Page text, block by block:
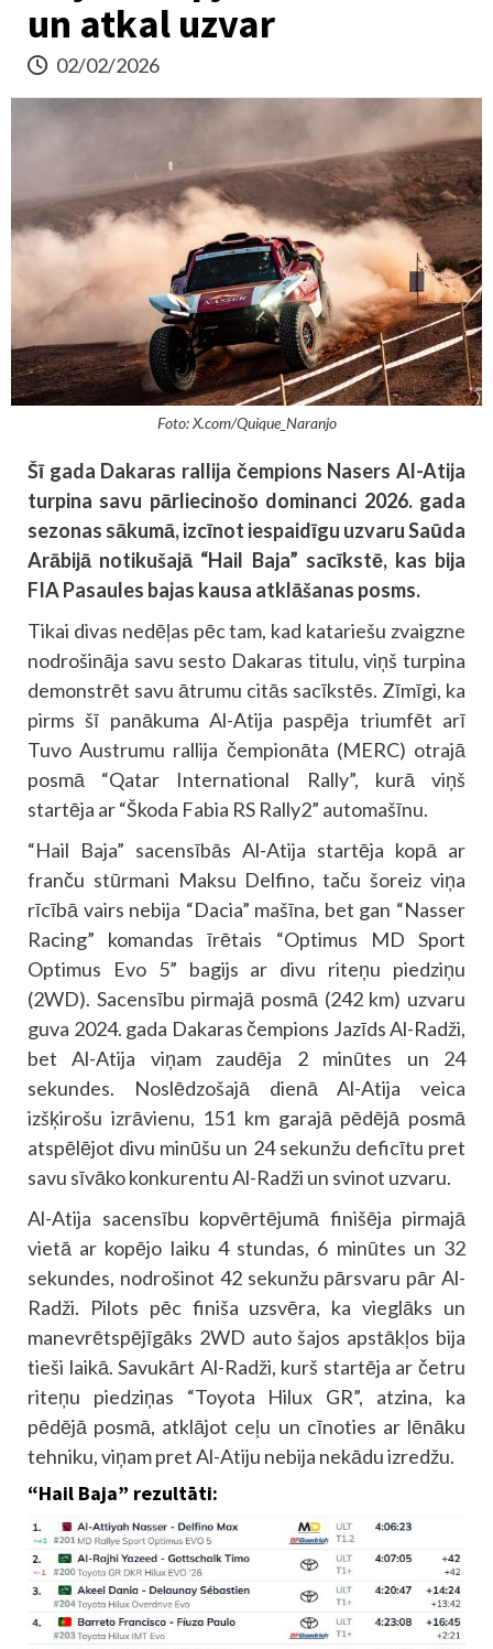
un atkal uzvar
02/02/2026
Foto: X.com/Quique_Naranjo
Šī gada Dakaras rallija čempions Nasers Al-Atija
turpina savu pārliecinošo dominanci 2026. gada
sezonas sākumā, izcīnot iespaidīgu uzvaru Saūda
Arābijā notikušajā “Hail Baja” sacīkstē, kas bija
FIA Pasaules bajas kausa atklāšanas posms.
Tikai divas nedēļas pēc tam, kad katariešu zvaigzne
nodrošināja savu sesto Dakaras titulu, viņš turpina
demonstrēt savu ātrumu citās sacīkstēs. Zīmīgi, ka
pirms šī panākuma Al-Atija paspēja triumfēt arī
Tuvo Austrumu rallija čempionāta (MERC) otrajā
posmā “Qatar International Rally”, kurā viņš
startēja ar “Škoda Fabia RS Rally2” automašīnu.
“Hail Baja” sacensībās Al-Atija startēja kopā ar
franču stūrmani Maksu Delfino, taču šoreiz viņa
rīcībā vairs nebija “Dacia” mašīna, bet gan “Nasser
Racing” komandas īrētais “Optimus MD Sport
Optimus Evo 5” bagijs ar divu riteņu piedziņu
(2WD). Sacensību pirmajā posmā (242 km) uzvaru
guva 2024. gada Dakaras čempions Jazīds Al-Radži,
bet Al-Atija viņam zaudēja 2 minūtes un 24
sekundes. Noslēdzošajā dienā Al-Atija veica
izšķirošu izrāvienu, 151 km garajā pēdējā posmā
atspēlējot divu minūšu un 24 sekunžu deficītu pret
savu sīvāko konkurentu Al-Radži un svinot uzvaru.
Al-Atija sacensību kopvērtējumā finišēja pirmajā
vietā ar kopējo laiku 4 stundas, 6 minūtes un 32
sekundes, nodrošinot 42 sekunžu pārsvaru pār Al-
Radži. Pilots pēc finiša uzsvēra, ka vieglāks un
manevrētspējīgāks 2WD auto šajos apstākļos bija
tieši laikā. Savukārt Al-Radži, kurš startēja ar četru
riteņu piedziņas “Toyota Hilux GR”, atzina, ka
pēdējā posmā, atklājot ceļu un cīnoties ar lēnāku
tehniku, viņam pret Al-Atiju nebija nekādu izredžu.
“Hail Baja” rezultāti: